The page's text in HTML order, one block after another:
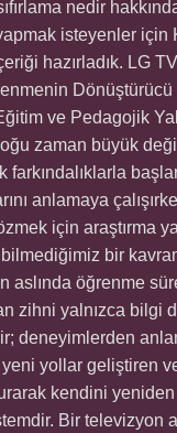
nedir
isteyenler için
hazırladık. LG TV
ve Pedagojik
zaman büyük
farkındalıklarla
anlamaya
için araştırma
bir
aslında öğrenme
zihni yalnızca bilgi
deneyimlerden
yollar geliştiren
kendini
Bir televizyon